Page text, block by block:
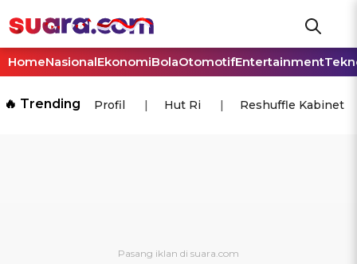
HomeNasionalEkonomiBolaOtomotifEntertainment
🔥 Trending Profil Hut Ri Reshuffle Kabinet